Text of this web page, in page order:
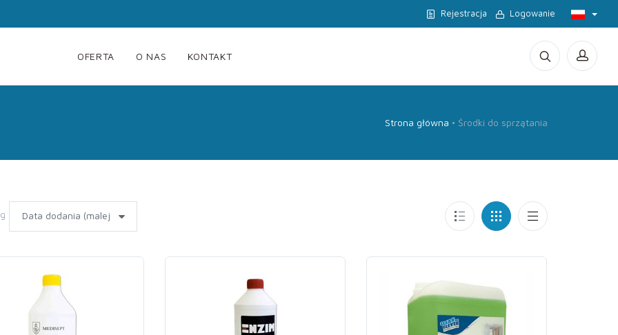
Rejestracja Logowanie
OFERTA O NAS KONTAKT
Strona główna Środki do sprzątania